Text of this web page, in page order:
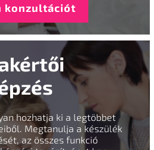
konzultációt
hozhatja ki a legtöbbet
Megtanulja a készülék
az összes funkció